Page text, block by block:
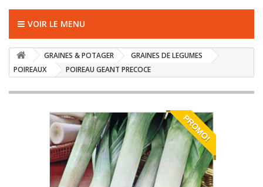
VOIR LE MENU
GRAINES & POTAGER
GRAINES DE LEGUMES
POIREAUX
POIREAU GEANT PRECOCE
PROMO!